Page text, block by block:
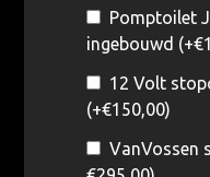
Pomptoilet
ingebouwd (+€
12 Volt
(+€150,00)
VanVossen